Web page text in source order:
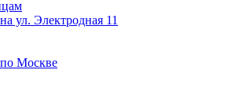
ул. Электродная 11
по Москве